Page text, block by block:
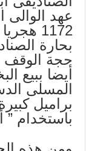
عهد
بحارة
حجة الوقف
أيضا ببيع
المسلى
براميل
باستخدام ”